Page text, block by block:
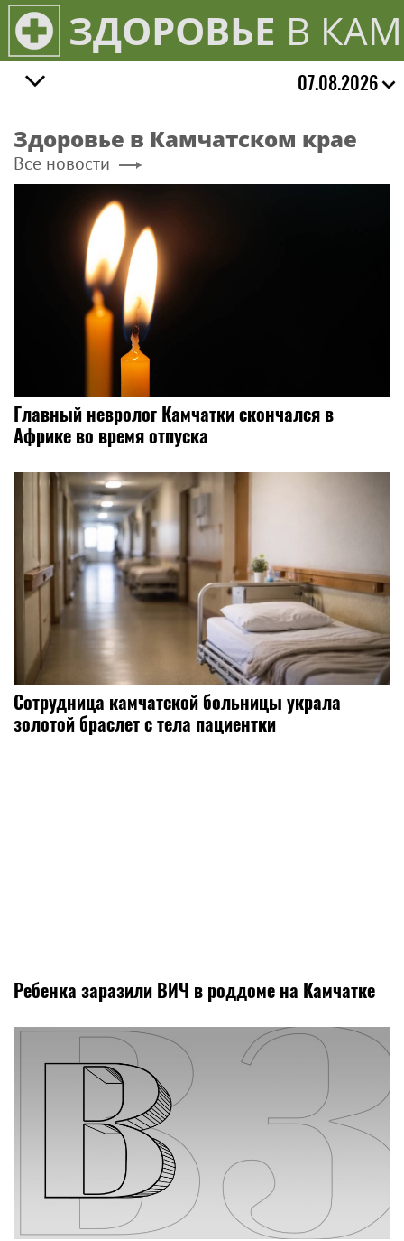
ЗДОРОВЬЕ В
07.08.2026
Здоровье в Камчатском крае
Все новости
Главный невролог Камчатки скончался в
Африке во время отпуска
Сотрудница камчатской больницы украла
золотой браслет с тела пациентки
Ребенка заразили ВИЧ в роддоме на Камчатке